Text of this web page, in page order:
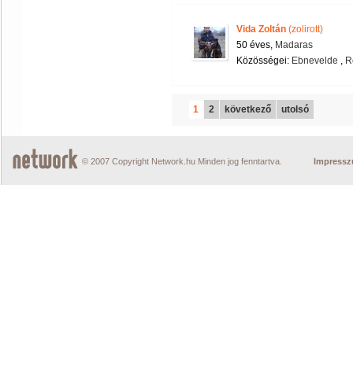
Vida Zoltán (zolirott)
50 éves, Madaras
Közösségei: Ebnevelde ,
1 2 következő utolsó
© 2007 Copyright Network.hu Minden jog fenntartva.